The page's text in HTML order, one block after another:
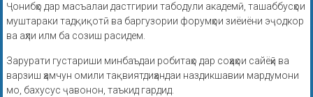
Ҷонибҳо дар масъалаи дастгирии табодули академӣ, ташаббусҳои
муштараки тадқиқотӣ ва баргузории форумҳои зиёиёни эҷодкор
ва аҳли илм ба созиш расидем.
Зарурати густариши минбаъдаи робитаҳо дар соҳаҳои сайёҳӣ ва
варзиш ҳамчун омили тақвиятдиҳандаи наздикшавии мардумони
мо, бахусус ҷавонон, таъкид гардид.